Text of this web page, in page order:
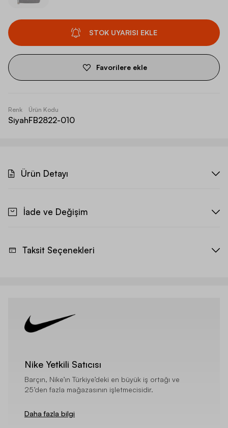
STOK UYARISI EKLE
Favorilere ekle
Renk
Siyah
Ürün Kodu
FB2822-010
Ürün Detayı
İade ve Değişim
Taksit Seçenekleri
Nike Yetkili Satıcısı
Barçın, Nike’ın Türkiye’deki en büyük iş ortağı ve
25’den fazla mağazasının işletmecisidir.
Daha fazla bilgi